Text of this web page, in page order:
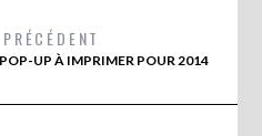
UP À IMPRIMER POUR 2014